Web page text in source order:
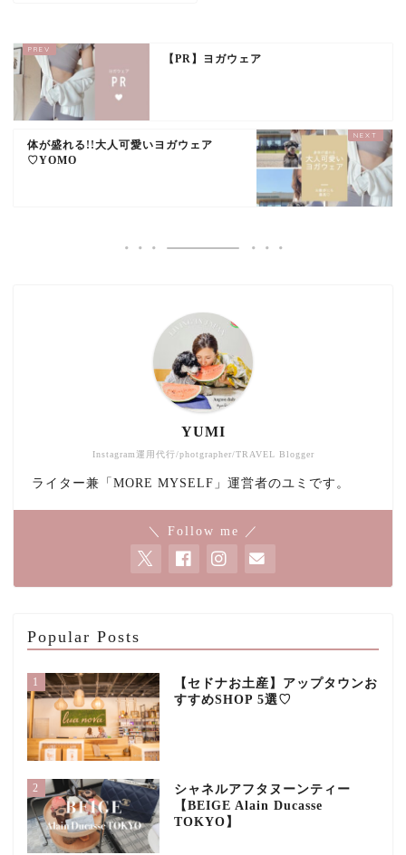
【PR】ヨガウェア
体が盛れる!!大人可愛いヨガウェア
♡YOMO
Instagram運用代行/photgrapher/TRAVEL Blogger
YUMI
ライター兼「MORE MYSELF」運営者のユミです。
＼ Follow me ／
Popular Posts
1
【セドナお土産】アップタウンお
すすめSHOP 5選♡
2
シャネルアフタヌーンティー
【BEIGE Alain Ducasse
TOKYO】